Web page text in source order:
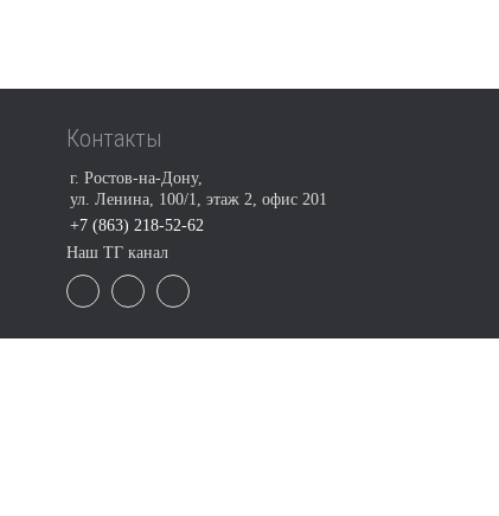
Контакты
г. Ростов-на-Дону,
ул. Ленина, 100/1, этаж 2, офис 201
+7 (863) 218-52-62
Наш ТГ канал